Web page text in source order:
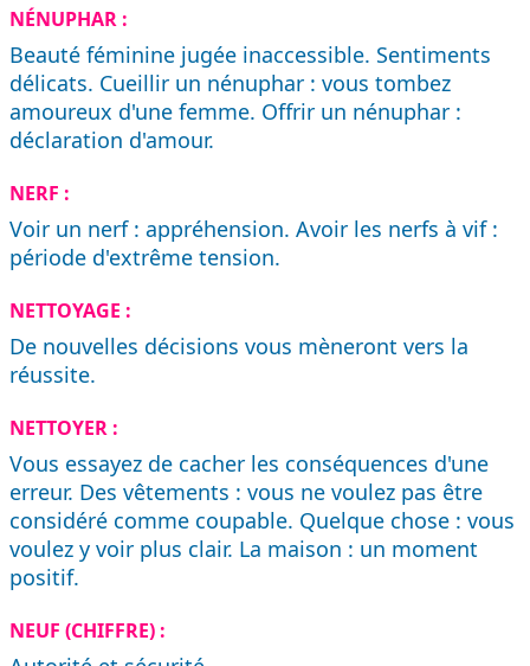
NÉNUPHAR :
Beauté féminine jugée inaccessible. Sentiments
délicats. Cueillir un nénuphar : vous tombez
amoureux d'une femme. Offrir un nénuphar :
déclaration d'amour.
NERF :
Voir un nerf : appréhension. Avoir les nerfs à vif :
période d'extrême tension.
NETTOYAGE :
De nouvelles décisions vous mèneront vers la
réussite.
NETTOYER :
Vous essayez de cacher les conséquences d'une
erreur. Des vêtements : vous ne voulez pas être
considéré comme coupable. Quelque chose : vous
voulez y voir plus clair. La maison : un moment
positif.
NEUF (CHIFFRE) :